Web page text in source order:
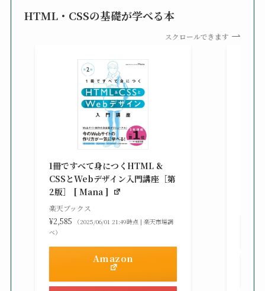
HTML・CSSの基礎が学べる本
スクロールできます
1冊ですべて身につくHTML &
CSSとWebデザイン入門講座［第
2版］ [ Mana ]
楽天ブックス
¥2,585
（2025/06/01 21:49時点 | 楽天市場調
べ）
Amazon